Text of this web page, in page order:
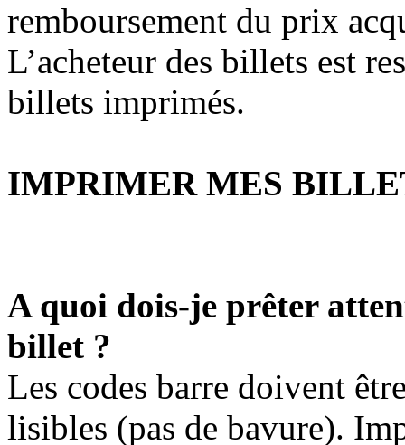
remboursement du prix
L’acheteur des billets est
billets imprimés.
IMPRIMER MES
A quoi dois-je prêter
billet ?
Les codes barre doivent
lisibles (pas de bavure).